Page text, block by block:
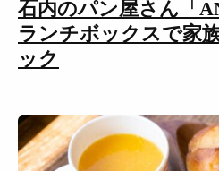
石内のパン屋さん「
ランチボックスで家
ック